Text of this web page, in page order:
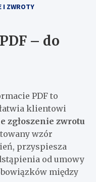
I ZWROTY
– do
PDF to
klientowi
zgłoszenie zwrotu
wzór
przyspiesza
od umowy
między